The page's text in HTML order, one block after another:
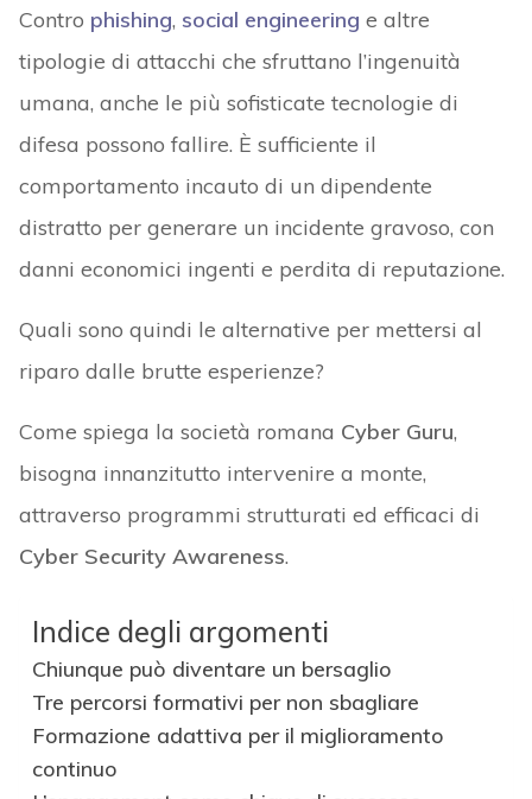
Contro phishing, social engineering e altre
tipologie di attacchi che sfruttano l’ingenuità
umana, anche le più sofisticate tecnologie di
difesa possono fallire. È sufficiente il
comportamento incauto di un dipendente
distratto per generare un incidente gravoso, con
danni economici ingenti e perdita di reputazione.
Quali sono quindi le alternative per mettersi al
riparo dalle brutte esperienze?
Come spiega la società romana Cyber Guru,
bisogna innanzitutto intervenire a monte,
attraverso programmi strutturati ed efficaci di
Cyber Security Awareness.
Indice degli argomenti
Chiunque può diventare un bersaglio
Tre percorsi formativi per non sbagliare
Formazione adattiva per il miglioramento
continuo